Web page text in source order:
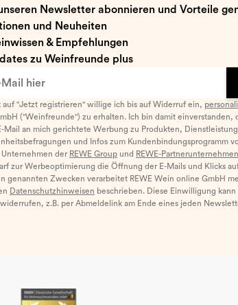
Newsletter abonnieren und Vorteile
und Neuheiten
& Empfehlungen
zu Weinfreunde plus
auf "Jetzt registrieren" willige ich bis auf Widerruf ein,
("Weinfreunde") zu erhalten. Ich bin damit einverstanden,
Mail an mich gerichtete Werbung zu Produkten,
und Infos zum Kundenbindungsprogramm
der REWE Group und REWE-Partnerunternehmen
zur Werbeoptimierung die Öffnung der E-Mails und Klicks
genannten Zwecken verarbeitet REWE Wein online GmbH
Datenschutzhinweisen beschrieben. Diese Einwilligung
z.B. per Abmeldelink am Ende eines jeden